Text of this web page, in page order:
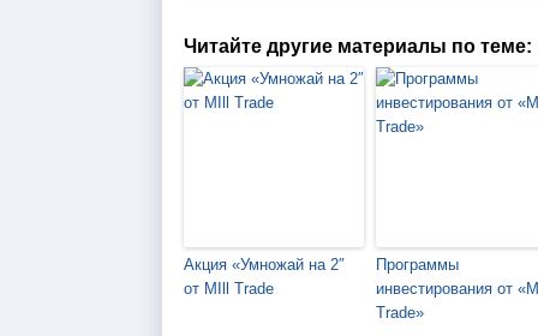
Читайте другие материалы по теме:
Акция «Умножай на 2″
от MIll Trade
Программы
инвестирования от
Trade»